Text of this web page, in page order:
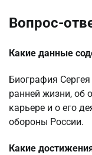
Вопрос-
Какие данные
Биография
ранней жизни, об
карьере и о его
обороны России.
Какие